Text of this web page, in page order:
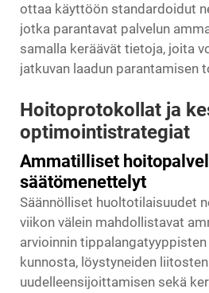
ottaa käyttöön standardoidut
jotka parantavat palvelun
samalla keräävät tietoja, joita
jatkuvan laadun parantamisen
Hoitoprotokollat ja
optimointistrategiat
Ammatilliset
säätömenettelyt
Säännölliset huoltotilaisuudet
viikon välein mahdollistavat
arvioinnin
kunnosta, löystyneiden liitosten
uudelleensijoittamisen sekä